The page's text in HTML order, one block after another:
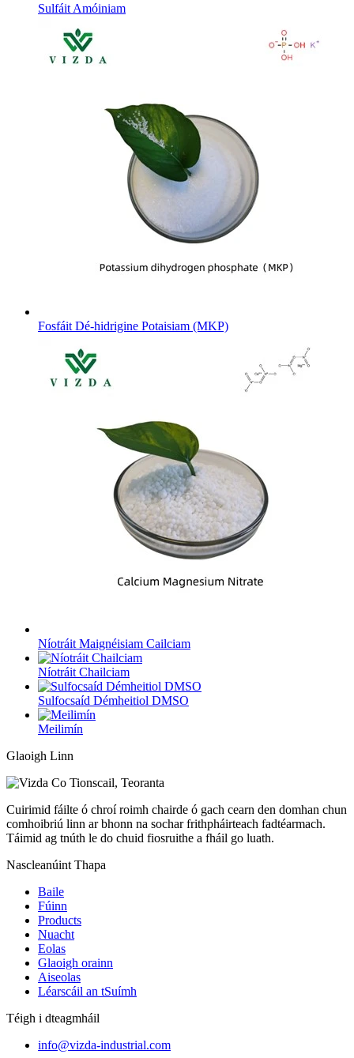
Sulfáit Amóiniam
Fosfáit Dé-hidrigine Potaisiam (MKP)
Níotráit Maignéisiam Cailciam
Níotráit Chailciam
Sulfocsaíd Démheitiol DMSO
Meilimín
Glaoigh Linn
Cuirimid fáilte ó chroí roimh chairde ó gach cearn den domhan chun
comhoibriú linn ar bhonn na sochar frithpháirteach fadtéarmach.
Táimid ag tnúth le do chuid fiosruithe a fháil go luath.
Nascleanúint Thapa
Baile
Fúinn
Products
Nuacht
Eolas
Glaoigh orainn
Aiseolas
Léarscáil an tSuímh
Téigh i dteagmháil
info@vizda-industrial.com